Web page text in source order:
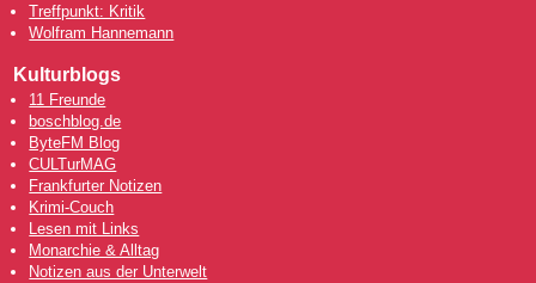
Treffpunkt: Kritik
Wolfram Hannemann
Kulturblogs
11 Freunde
boschblog.de
ByteFM Blog
CULTurMAG
Frankfurter Notizen
Krimi-Couch
Lesen mit Links
Monarchie & Alltag
Notizen aus der Unterwelt